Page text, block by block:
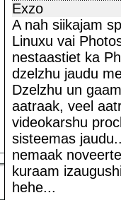
Exzo
A nah siikajam
Linuxu vai
nestaastiet ka
dzelzhu jaudu
Dzelzhu un
aatraak, veel
videokarshu
sisteemas
nemaak
kuraam
hehe...